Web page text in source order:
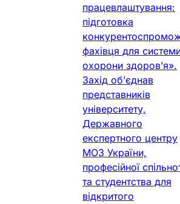
працевлаштування:
підготовка
фахівця для
охорони здоров’я».
Захід об’єднав
представників
університету,
Державного
експертного центру
МОЗ України,
професійної
та студентства для
відкритого